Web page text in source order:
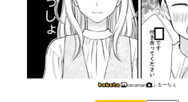
kanaman ふるーちぇ